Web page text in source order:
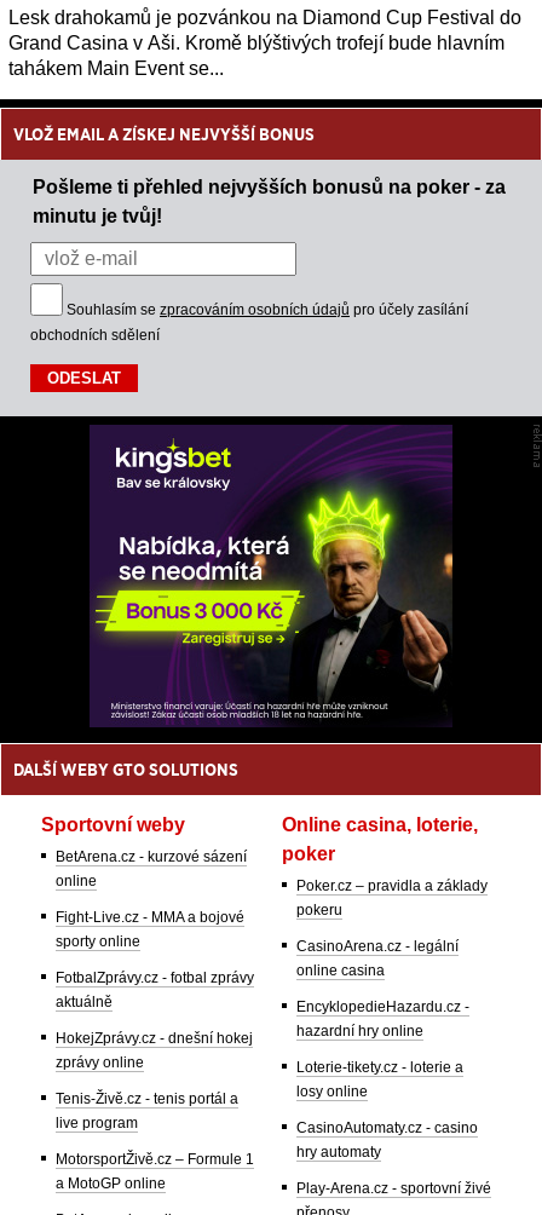
Lesk drahokamů je pozvánkou na Diamond Cup Festival do
Grand Casina v Aši. Kromě blýštivých trofejí bude hlavním
tahákem Main Event se...
VLOŽ EMAIL A ZÍSKEJ NEJVYŠŠÍ BONUS
Pošleme ti přehled nejvyšších bonusů na poker - za
minutu je tvůj!
Souhlasím se zpracováním osobních údajů pro účely zasílání
obchodních sdělení
DALŠÍ WEBY GTO SOLUTIONS
Sportovní weby
BetArena.cz - kurzové sázení
online
Fight-Live.cz - MMA a bojové
sporty online
FotbalZprávy.cz - fotbal zprávy
aktuálně
HokejZprávy.cz - dnešní hokej
zprávy online
Tenis-Živě.cz - tenis portál a
live program
MotorsportŽivě.cz – Formule 1
a MotoGP online
Online casina, loterie,
poker
Poker.cz – pravidla a základy
pokeru
CasinoArena.cz - legální
online casina
EncyklopedieHazardu.cz -
hazardní hry online
Loterie-tikety.cz - loterie a
losy online
CasinoAutomaty.cz - casino
hry automaty
Play-Arena.cz - sportovní živé